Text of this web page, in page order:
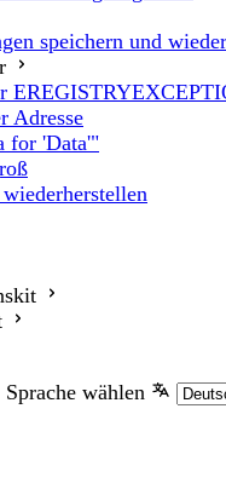
speichern und
Adresse
for 'Data'"
Sprache wählen